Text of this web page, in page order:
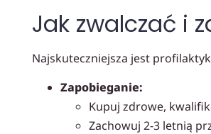
Jak zwalczać i
Najskuteczniejsza jest
Zapobieganie:
Kupuj zdrowe,
Zachowuj 2-3 letnią